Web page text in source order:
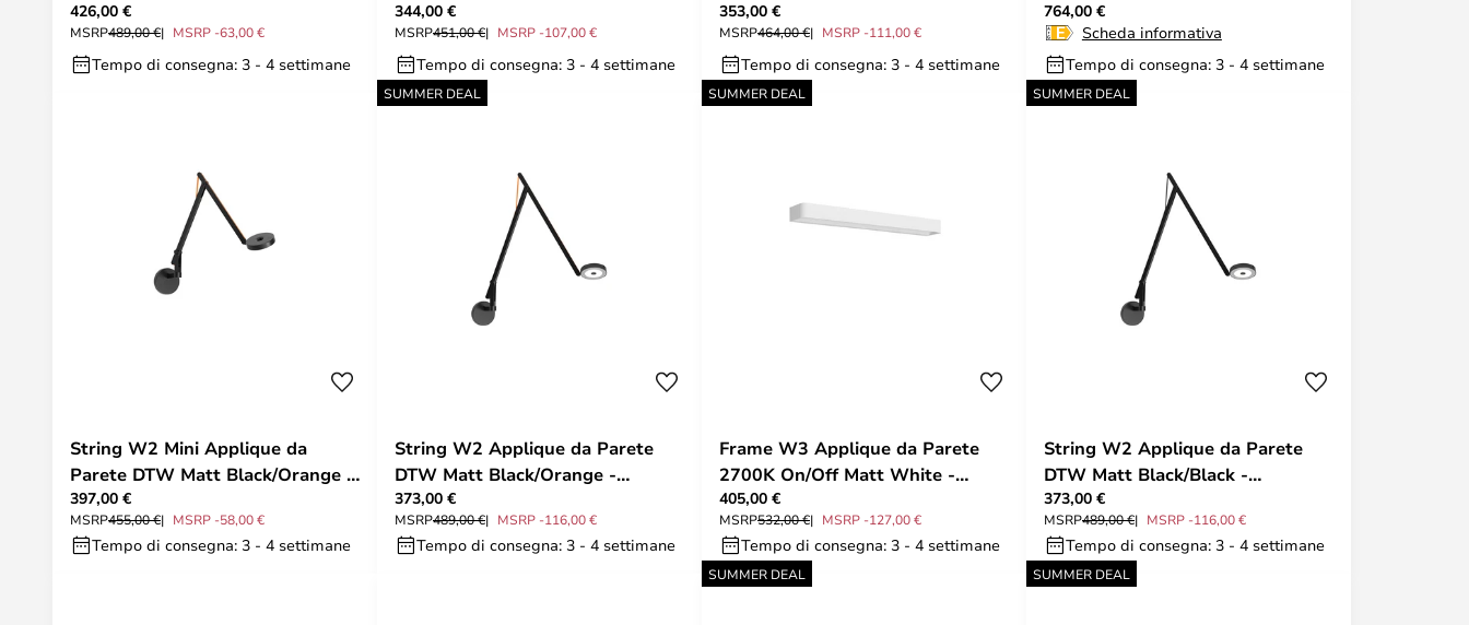
Rotaliana
426,00 €
MSRP489,00 € MSRP -63,00 €
Tempo di consegna: 3 - 4 settimane
Rotaliana
344,00 €
MSRP451,00 € MSRP -107,00 €
Tempo di consegna: 3 - 4 settimane
Rotaliana
353,00 €
MSRP464,00 € MSRP -111,00 €
Tempo di consegna: 3 - 4 settimane
Opaco - Rotaliana
764,00 €
Scheda informativa
Tempo di consegna: 3 - 4 settimane
String W2 Mini Applique da
Parete DTW Matt Black/Orange -
Rotaliana
397,00 €
MSRP455,00 € MSRP -58,00 €
Tempo di consegna: 3 - 4 settimane
SUMMER DEAL
String W2 Applique da Parete
DTW Matt Black/Orange -
Rotaliana
373,00 €
MSRP489,00 € MSRP -116,00 €
Tempo di consegna: 3 - 4 settimane
SUMMER DEAL
Frame W3 Applique da Parete
2700K On/Off Matt White -
Rotaliana
405,00 €
MSRP532,00 € MSRP -127,00 €
Tempo di consegna: 3 - 4 settimane
SUMMER DEAL
String W2 Applique da Parete
DTW Matt Black/Black -
Rotaliana
373,00 €
MSRP489,00 € MSRP -116,00 €
Tempo di consegna: 3 - 4 settimane
SUMMER DEAL SUMMER DEAL